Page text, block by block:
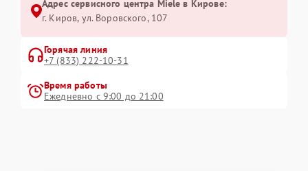
Адрес сервисного центра Miele в Кирове:
г. Киров, ул. Воровского, 107
Горячая линия
+7 (833) 222-10-31
Время работы
Ежедневно с 9:00 до 21:00